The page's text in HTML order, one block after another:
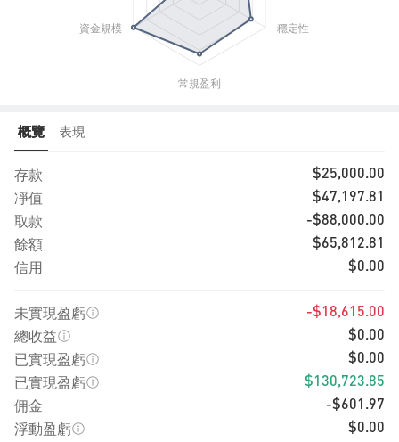
概覽 表現
存款 $25,000.00
凈值 $47,197.81
取款 -$88,000.00
餘額 $65,812.81
信用 $0.00
未實現盈虧 -$18,615.00
總收益 $0.00
已實現盈虧 $0.00
已實現盈虧 $130,723.85
佣金 -$601.97
浮動盈虧 $0.00